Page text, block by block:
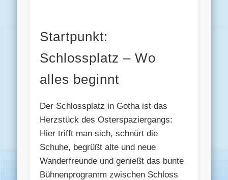
Startpunkt:
Schlossplatz – Wo
alles beginnt
Der Schlossplatz in Gotha ist das
Herzstück des Osterspaziergangs:
Hier trifft man sich, schnürt die
Schuhe, begrüßt alte und neue
Wanderfreunde und genießt das bunte
Bühnenprogramm zwischen Schloss